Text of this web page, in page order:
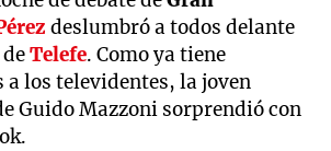
deslumbró a todos delante
deTelefe. Como ya tiene
a los televidentes, la joven
Guido Mazzoni sorprendió con